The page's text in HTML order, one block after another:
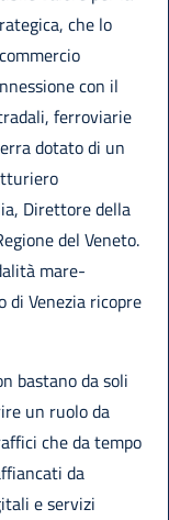
che lo
con il
ferroviarie
dotato di un
Direttore della
del Veneto.
mare-
di Venezia ricopre
bastano da soli
un ruolo da
che da tempo
da
e servizi